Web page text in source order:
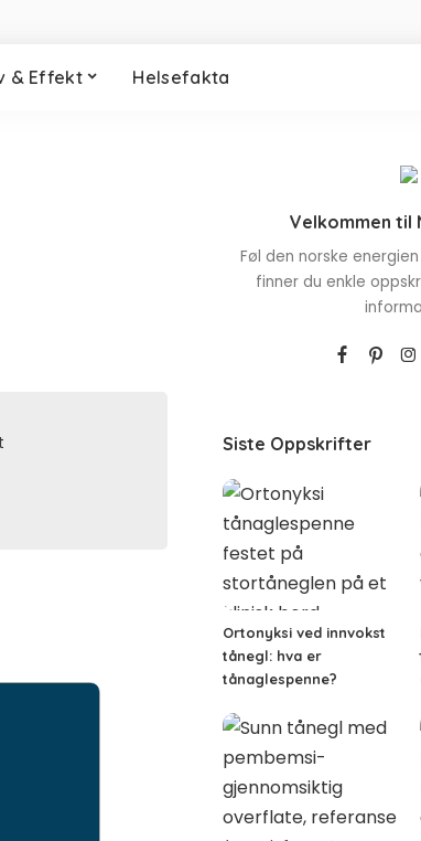
& Effekt Helsefakta
Velkommen til
Føl den norske
finner du enkle
Siste Oppskrifter
Ortonyksi ved innvokst
tånegl: hva er
tånaglespenne?